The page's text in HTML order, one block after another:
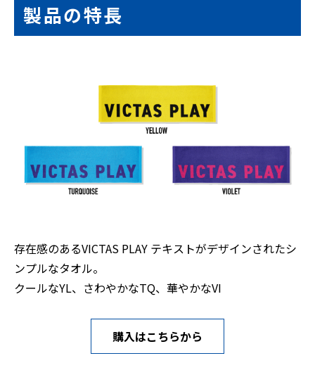
製品の特長
存在感のあるVICTAS PLAY テキストがデザインされたシ
ンプルなタオル。
クールなYL、さわやかなTQ、華やかなVI
購入はこちらから